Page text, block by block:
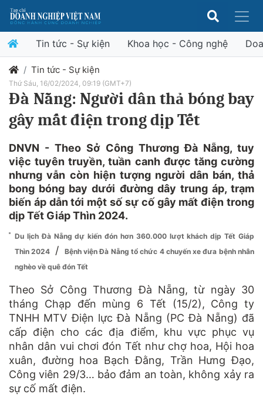
Tin tức - Sự kiện Khoa học - Công nghệ
Tin tức - Sự kiện
Thứ Sáu, 16/02/2024, 09:19 (GMT+7)
Đà Nẵng: Người dân thả bóng bay
gây mất điện trong dịp Tết
DNVN - Theo Sở Công Thương Đà Nẵng, tuy
việc tuyên truyền, tuần canh được tăng cường
nhưng vẫn còn hiện tượng người dân bán, thả
bong bóng bay dưới đường dây trung áp, trạm
biến áp dẫn tới một số sự cố gây mất điện trong
dịp Tết Giáp Thìn 2024.
Du lịch Đà Nẵng dự kiến đón hơn 360.000 lượt khách dịp Tết Giáp
Thìn 2024
/
Bệnh viện Đà Nẵng tổ chức 4 chuyến xe đưa bệnh nhân
nghèo về quê đón Tết
Theo Sở Công Thương Đà Nẵng, từ ngày 30
tháng Chạp đến mùng 6 Tết (15/2), Công ty
TNHH MTV Điện lực Đà Nẵng (PC Đà Nẵng) đã
cấp điện cho các địa điểm, khu vực phục vụ
nhân dân vui chơi đón Tết như chợ hoa, Hội hoa
xuân, đường hoa Bạch Đằng, Trần Hưng Đạo,
Công viên 29/3… bảo đảm an toàn, không xảy ra
sự cố mất điện.